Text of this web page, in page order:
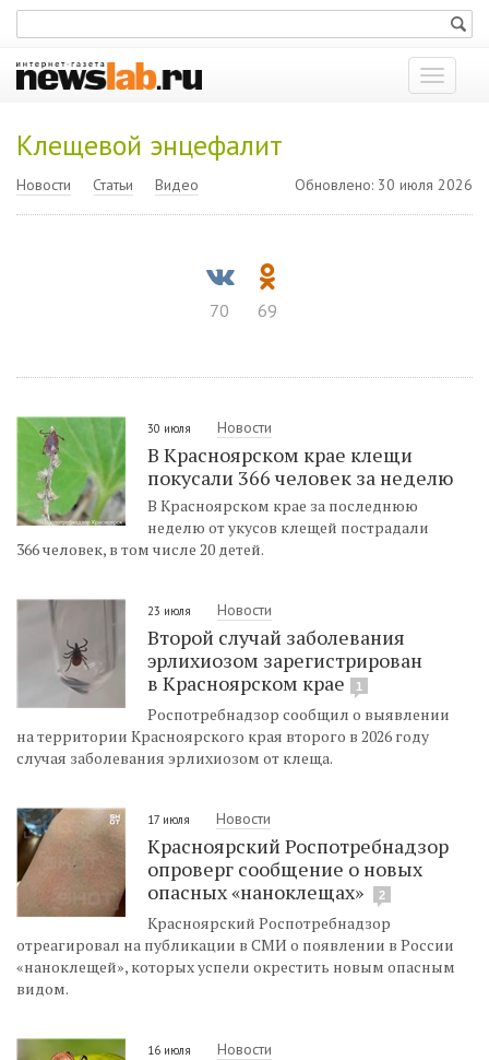
Показать
меню
Клещевой энцефалит
Новости Статьи Видео Обновлено: 30 июля 2026
70 69
30 июля Новости
В Красноярском крае клещи
покусали 366 человек за неделю
В Красноярском крае за последнюю
неделю от укусов клещей пострадали
366 человек, в том числе 20 детей.
23 июля Новости
Второй случай заболевания
эрлихиозом зарегистрирован
в Красноярском крае
1
Роспотребнадзор сообщил о выявлении
на территории Красноярского края второго в 2026 году
случая заболевания эрлихиозом от клеща.
17 июля Новости
Красноярский Роспотребнадзор
опроверг сообщение о новых
опасных «наноклещах»
2
Красноярский Роспотребнадзор
отреагировал на публикации в СМИ о появлении в России
«наноклещей», которых успели окрестить новым опасным
видом.
16 июля Новости